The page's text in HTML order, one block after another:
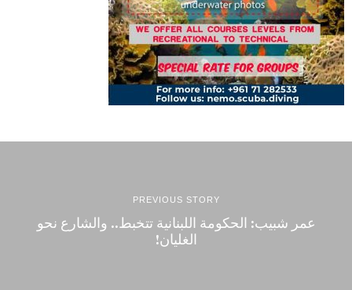
PREVIOUS STORY
عمر شبيب: الحكومة اللبنانية تتخبط.. والشارع نحو
الغليان!